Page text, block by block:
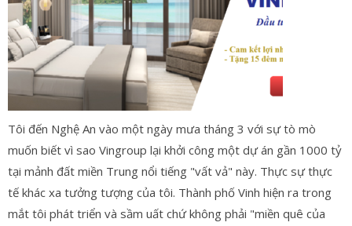
Tôi đến Nghệ An vào một ngày mưa tháng 3 với sự tò mò
muốn biết vì sao Vingroup lại khởi công một dự án gần 1000 tỷ
tại mảnh đất miền Trung nổi tiếng "vất vả" này. Thực sự thực
tế khác xa tưởng tượng của tôi. Thành phố Vinh hiện ra trong
mắt tôi phát triển và sầm uất chứ không phải "miền quê của